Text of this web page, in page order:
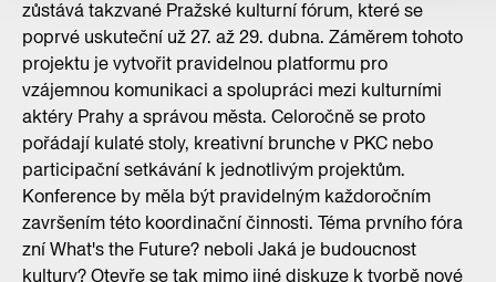
zůstává takzvané Pražské kulturní fórum, které se
poprvé uskuteční už 27. až 29. dubna. Záměrem tohoto
projektu je vytvořit pravidelnou platformu pro
vzájemnou komunikaci a spolupráci mezi kulturními
aktéry Prahy a správou města. Celoročně se proto
pořádají kulaté stoly, kreativní brunche v PKC nebo
participační setkávání k jednotlivým projektům.
Konference by měla být pravidelným každoročním
završením této koordinační činnosti. Téma prvního fóra
zní What's the Future? neboli Jaká je budoucnost
kultury? Otevře se tak mimo jiné diskuze k tvorbě nové